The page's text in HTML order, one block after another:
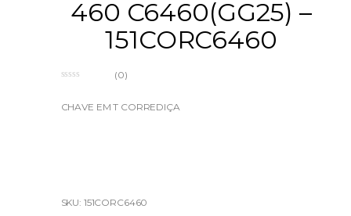
460 C6460(GG25) –
151CORC6460
u
(0)
CHAVE EM T CORREDIÇA
SKU: 151CORC6460